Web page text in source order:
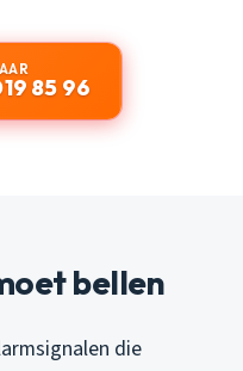
85 96
bellen
die